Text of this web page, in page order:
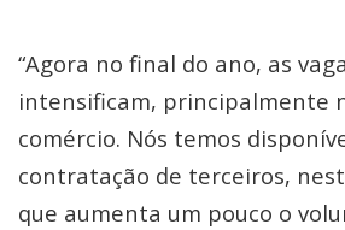
“Agora no final do ano, as
intensificam, principalmente
comércio. Nós temos
contratação de terceiros,
que aumenta um pouco o